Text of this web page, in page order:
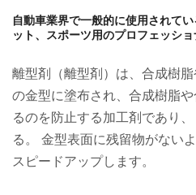
自動車業界で一般的に使用されて
ット、スポーツ用のプロフェッショ
離型剤（離型剤）は、合成樹
の金型に塗布され、合成樹脂
るのを防止する加工剤であり
る。 金型表面に残留物がない
スピードアップします。